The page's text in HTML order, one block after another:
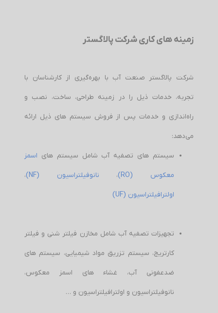
زمینه های کاری شرکت پالاگستر
شرکت پالاگستر صنعت آب با بهره‌گیری از کارشناسان با
تجربه، خدمات ذیل را در زمینه طراحی، ساخت، نصب و
راه‌اندازی و خدمات پس از فروش سیستم های ذیل ارائه
می‌دهد:
سیستم های تصفیه آب شامل سیستم هایاسمز
معکوس (RO) ، نانوفیلتراسیون (NF)
اولترافیلتراسیون (UF)
تجهیزات تصفیه آب شامل مخازن فیلتر شنی و فیلتر
کارتریج، سیستم تزریق مواد شیمیایی، سیستم های
ضدعفونی آب، غشاء های اسمز معکوس،
نانوفیلتراسیون و اولترافیلتراسیون و …